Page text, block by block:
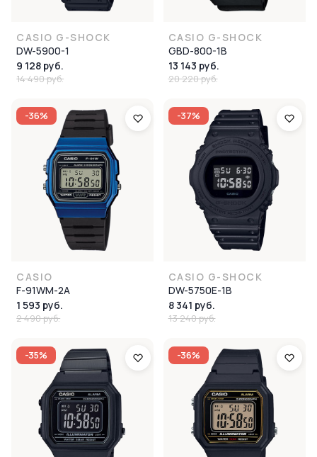
CASIO G-SHOCK
DW-5900-1
9 128 руб.
14 490 руб.
CASIO G-SHOCK
GBD-800-1B
13 143 руб.
20 220 руб.
-36%
CASIO
F-91WM-2A
1 593 руб.
2 490 руб.
-37%
CASIO G-SHOCK
DW-5750E-1B
8 341 руб.
13 240 руб.
-35% -36%